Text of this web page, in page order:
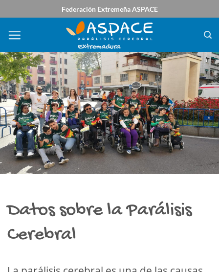
al
contenido
Federación Extremeña ASPACE
Datos sobre la Parálisis
Cerebral